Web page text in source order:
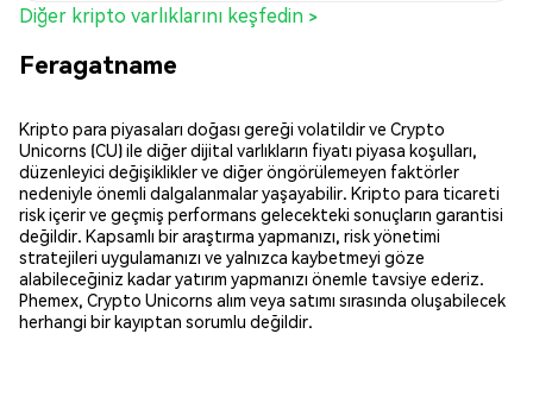
Diğer kripto varlıklarını keşfedin >
Feragatname
Kripto para piyasaları doğası gereği volatildir ve Crypto
Unicorns (CU) ile diğer dijital varlıkların fiyatı piyasa koşulları,
düzenleyici değişiklikler ve diğer öngörülemeyen faktörler
nedeniyle önemli dalgalanmalar yaşayabilir. Kripto para ticareti
risk içerir ve geçmiş performans gelecekteki sonuçların garantisi
değildir. Kapsamlı bir araştırma yapmanızı, risk yönetimi
stratejileri uygulamanızı ve yalnızca kaybetmeyi göze
alabileceğiniz kadar yatırım yapmanızı önemle tavsiye ederiz.
Phemex, Crypto Unicorns alım veya satımı sırasında oluşabilecek
herhangi bir kayıptan sorumlu değildir.